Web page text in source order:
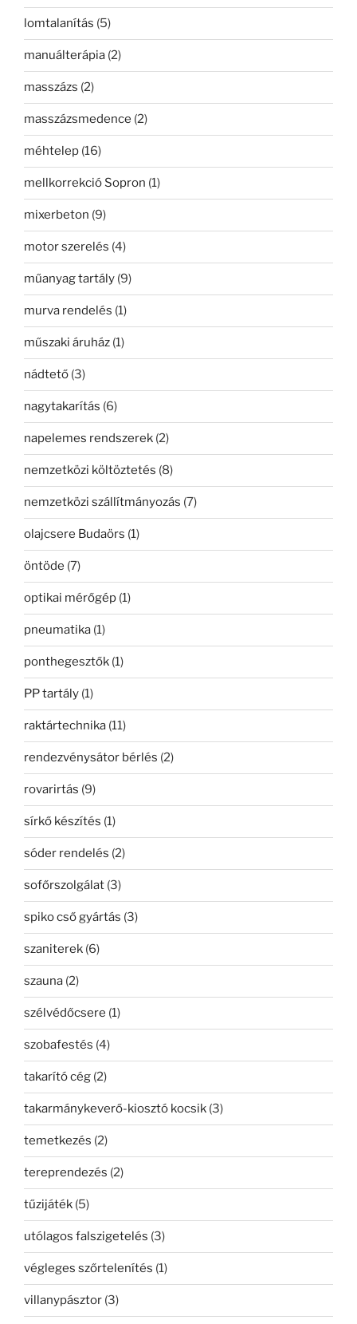
lomtalanítás (5)
manuálterápia (2)
masszázs (2)
masszázsmedence (2)
méhtelep (16)
mellkorrekció Sopron (1)
mixerbeton (9)
motor szerelés (4)
műanyag tartály (9)
murva rendelés (1)
műszaki áruház (1)
nádtető (3)
nagytakarítás (6)
napelemes rendszerek (2)
nemzetközi költöztetés (8)
nemzetközi szállítmányozás (7)
olajcsere Budaörs (1)
öntöde (7)
optikai mérőgép (1)
pneumatika (1)
ponthegesztők (1)
PP tartály (1)
raktártechnika (11)
rendezvénysátor bérlés (2)
rovarirtás (9)
sírkő készítés (1)
sóder rendelés (2)
sofőrszolgálat (3)
spiko cső gyártás (3)
szaniterek (6)
szauna (2)
szélvédőcsere (1)
szobafestés (4)
takarító cég (2)
takarmánykeverő-kiosztó kocsik (3)
temetkezés (2)
tereprendezés (2)
tűzijáték (5)
utólagos falszigetelés (3)
végleges szőrtelenítés (1)
villanypásztor (3)